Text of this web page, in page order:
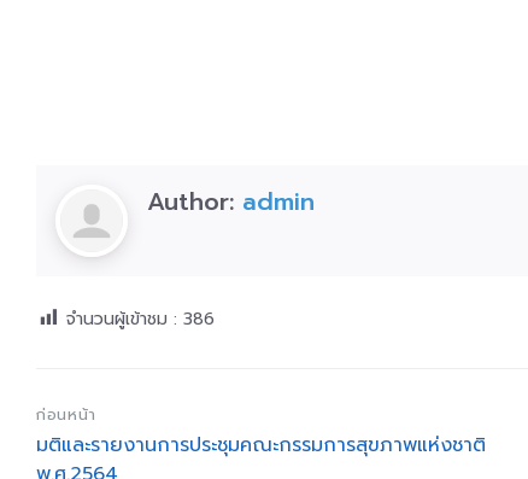
Author: admin
จำนวนผู้เข้าชม : 386
ก่อนหน้า
มติและรายงานการประชุมคณะกรรมการสุขภาพแห่งชาติ